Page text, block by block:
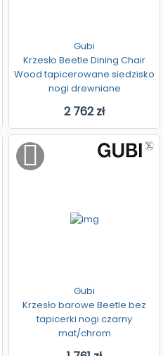
Gubi
Krzesło Beetle Dining Chair
Wood tapicerowane siedzisko
nogi drewniane
2 762 zł
Gubi
Krzesło barowe Beetle bez
tapicerki nogi czarny
mat/chrom